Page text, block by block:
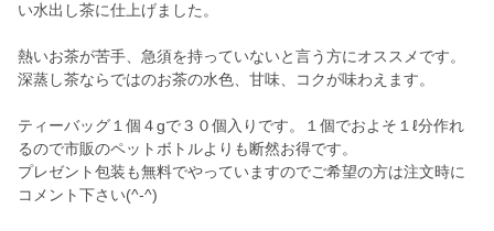
い水出し茶に仕上げました。
熱いお茶が苦手、急須を持っていないと言う方にオススメです。
深蒸し茶ならではのお茶の水色、甘味、コクが味わえます。
ティーバッグ１個４gで３０個入りです。１個でおよそ１ℓ分作れ
るので市販のペットボトルよりも断然お得です。
プレゼント包装も無料でやっていますのでご希望の方は注文時に
コメント下さい(^-^)